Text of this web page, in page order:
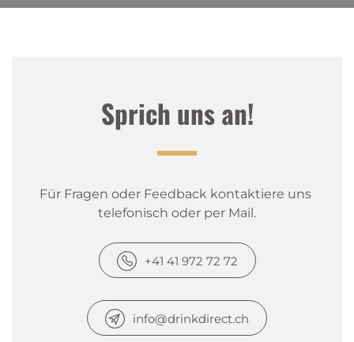
Sprich uns an!
Für Fragen oder Feedback kontaktiere uns
telefonisch oder per Mail.
+41 41 972 72 72
info@drinkdirect.ch